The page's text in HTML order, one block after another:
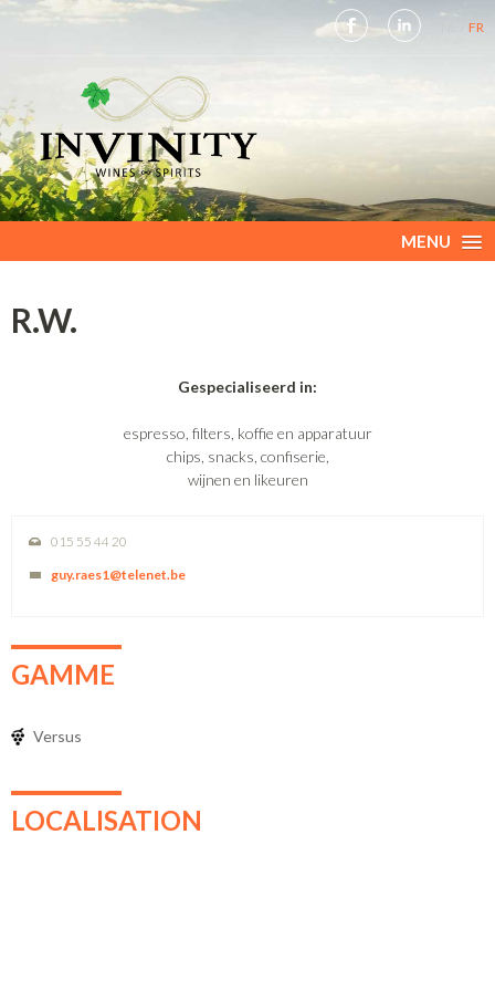
FR
MENU
R.W.
Gespecialiseerd in:
espresso, filters, koffie en apparatuur
chips, snacks, confiserie,
wijnen en likeuren
015 55 44 20
guy.raes1@telenet.be
GAMME
Versus
LOCALISATION